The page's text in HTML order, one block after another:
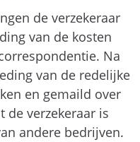
de verzekeraar
van de kosten
Na
van de redelijke
en gemaild over
de verzekeraar is
andere bedrijven.